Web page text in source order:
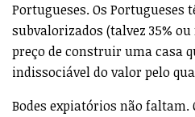
Portugueses. Os Portugueses
subvalorizados (talvez 35%
preço de construir uma casa
indissociável do valor pelo
Bodes expiatórios não faltam.